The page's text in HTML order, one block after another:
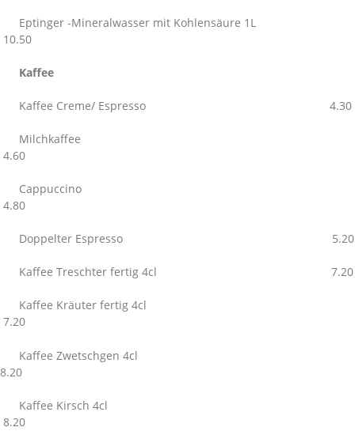
Eptinger -Mineralwasser mit Kohlensäure 1L
10.50
Kaffee
Kaffee Creme/ Espresso 4.30
Milchkaffee
4.60
Cappuccino
4.80
Doppelter Espresso 5.20
Kaffee Treschter fertig 4cl 7.20
Kaffee Kräuter fertig 4cl
7.20
Kaffee Zwetschgen 4cl
8.20
Kaffee Kirsch 4cl
8.20